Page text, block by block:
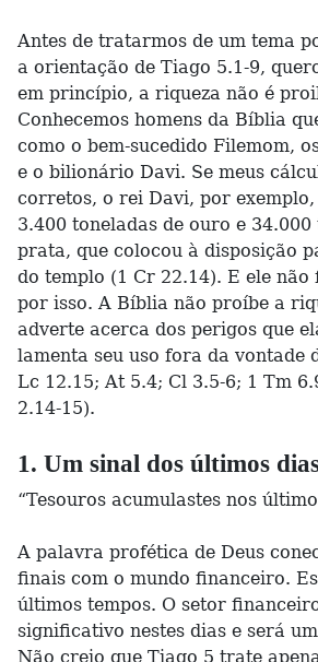
Antes de tratarmos de um tema
a orientação de Tiago 5.1-9,
em princípio, a riqueza não é
Conhecemos homens da Bíblia
como o bem-sucedido Filemom,
e o bilionário Davi. Se meus
corretos, o rei Davi, por
3.400 toneladas de ouro e 34.000
prata, que colocou à disposição
do templo (1 Cr 22.14). E ele não
por isso. A Bíblia não proíbe a
adverte acerca dos perigos que
lamenta seu uso fora da vontade
Lc 12.15; At 5.4; Cl 3.5-6; 1 Tm
2.14-15).
1. Um sinal dos últimos
“Tesouros acumulastes nos
A palavra profética de Deus
finais com o mundo financeiro.
últimos tempos. O setor
significativo nestes dias e será
Não creio que Tiago 5 trate